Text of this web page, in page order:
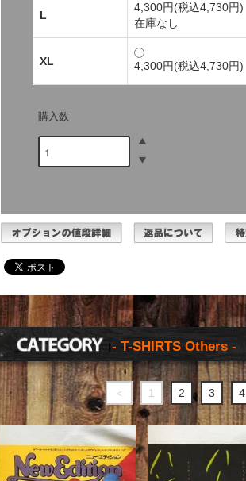
L
4,300円(税込4,730円)
在庫なし
XL 4,300円(税込4,730円)
購入数
- T-SHIRTS Others -
＜ 1 2 3 4